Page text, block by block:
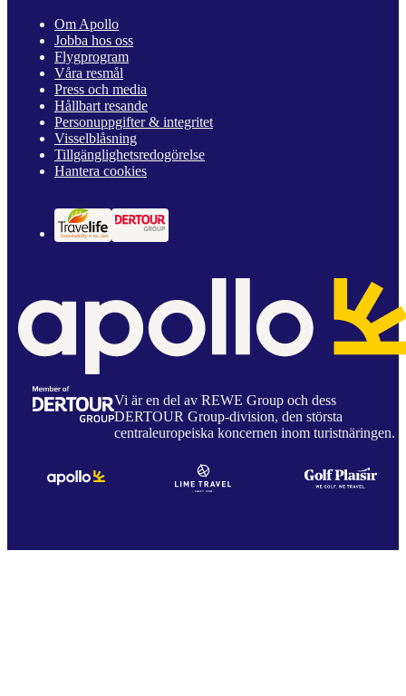
Om Apollo
Jobba hos oss
Flygprogram
Våra resmål
Press och media
Hållbart resande
Personuppgifter & integritet
Visselblåsning
Tillgänglighetsredogörelse
Hantera cookies
Vi är en del av REWE Group och dess
DERTOUR Group-division, den största
centraleuropeiska koncernen inom turistnäringen.